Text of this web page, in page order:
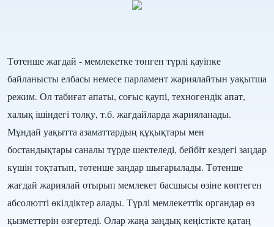
Төтенше жағдай - мемлекетке төнген түрлі қауіпке
байланысты елбасы немесе парламент жариялайтын уақытша
режим. Ол табиғат апаты, соғыс қаупі, техногендік апат,
халық ішіндегі толқу, т.б. жағдайларда жарияланады.
Мұндай уақытта азаматтардың құқықтары мен
бостандықтары саналы түрде шектеледі, бейбіт кездегі заңдар
күшін тоқтатып, төтенше заңдар шығарылады. Төтенше
жағдай жариялай отырып мемлекет басшысы өзіне көптеген
абсолютті өкілдіктер алады. Түрлі мемлекеттік органдар өз
қызметтерін өзгертеді. Олар жаңа заңдық кеңістікте қатаң